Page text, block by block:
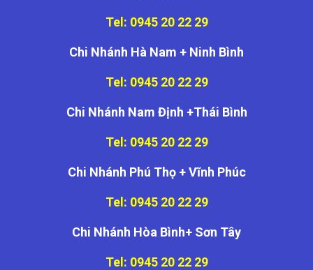
Tel: 0945 20 22 29
Chi Nhánh Hà Nam + Ninh Bình
Tel: 0945 20 22 29
Chi Nhánh Nam Định +Thái Bình
Tel: 0945 20 22 29
Chi Nhánh Phú Thọ + Vĩnh Phúc
Tel: 0945 20 22 29
Chi Nhánh Hòa Bình+ Sơn Tây
Tel: 0945 20 22 29